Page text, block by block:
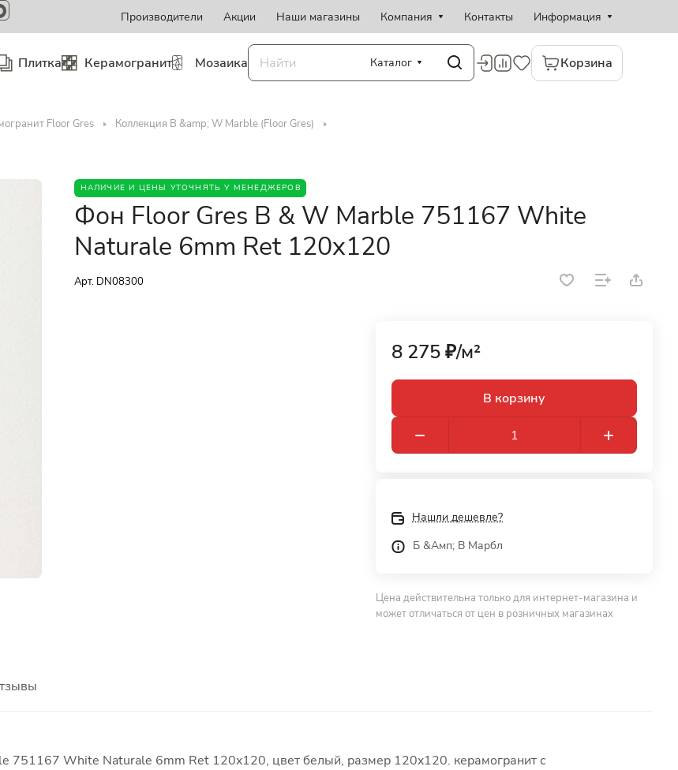
Производители Акции Наши магазины Компания Контакты Информация
Плитка Керамогранит Мозаика Каталог Корзина
Floor Gres
Коллекция B &amp; W Marble (Floor Gres)
НАЛИЧИЕ И ЦЕНЫ УТОЧНЯТЬ У МЕНЕДЖЕРОВ
Фон Floor Gres B & W Marble 751167 White
Naturale 6mm Ret 120x120
Арт. DN08300
8 275 ₽/м²
В корзину
Нашли дешевле?
Б &Амп; В Марбл
Цена действительна только для интернет-магазина и
может отличаться от цен в розничных магазинах
751167 White Naturale 6mm Ret 120x120, цвет белый, размер 120x120. керамогранит с